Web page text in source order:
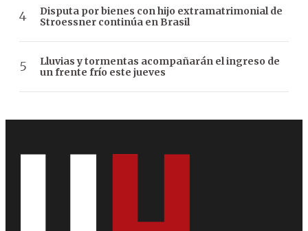
Disputa por bienes con hijo extramatrimonial de
Stroessner continúa en Brasil
Lluvias y tormentas acompañarán el ingreso de
un frente frío este jueves